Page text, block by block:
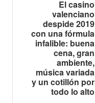
El casino
valenciano
despide 2019
con una fórmula
infalible: buena
cena, gran
ambiente,
música variada
y un cotillón por
todo lo alto